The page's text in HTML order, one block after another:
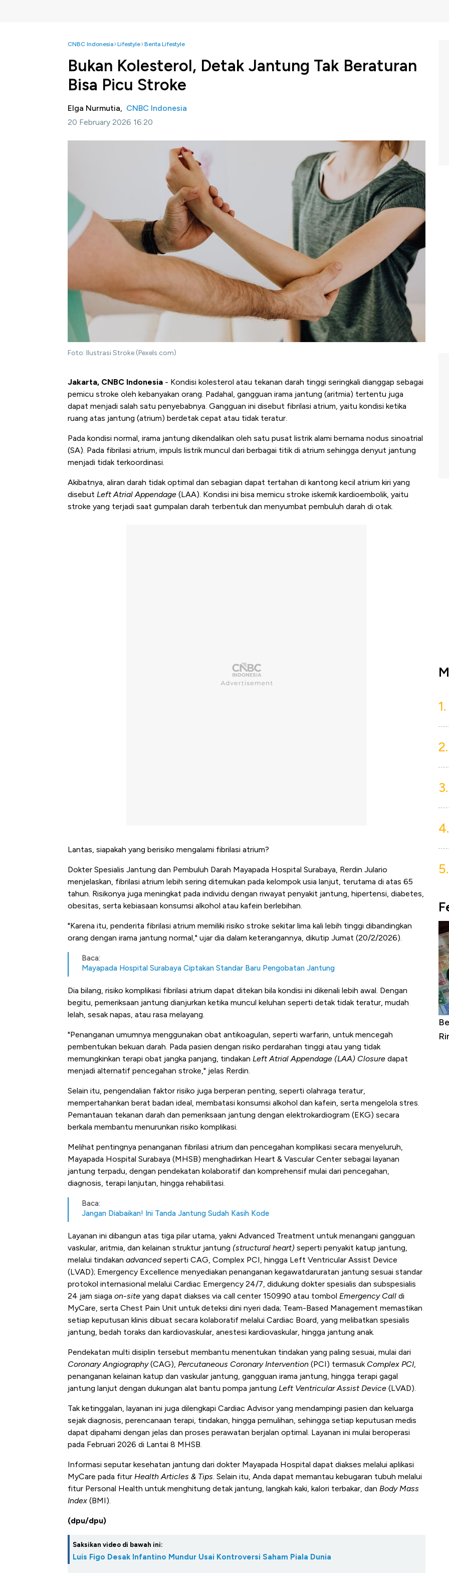
CNBC Indonesia Lifestyle Berita Lifestyle
Bukan Kolesterol, Detak Jantung Tak Beraturan
Bisa Picu Stroke
Elga Nurmutia, CNBC Indonesia
20 February 2026 16:20
Foto: Ilustrasi Stroke (Pexels.com)
Jakarta, CNBC Indonesia - Kondisi kolesterol atau tekanan darah tinggi seringkali dianggap sebagai
pemicu stroke oleh kebanyakan orang. Padahal, gangguan irama jantung (aritmia) tertentu juga
dapat menjadi salah satu penyebabnya. Gangguan ini disebut fibrilasi atrium, yaitu kondisi ketika
ruang atas jantung (atrium) berdetak cepat atau tidak teratur.
Pada kondisi normal, irama jantung dikendalikan oleh satu pusat listrik alami bernama nodus sinoatrial
(SA). Pada fibrilasi atrium, impuls listrik muncul dari berbagai titik di atrium sehingga denyut jantung
menjadi tidak terkoordinasi.
Akibatnya, aliran darah tidak optimal dan sebagian dapat tertahan di kantong kecil atrium kiri yang
disebut Left Atrial Appendage (LAA). Kondisi ini bisa memicu stroke iskemik kardioembolik, yaitu
stroke yang terjadi saat gumpalan darah terbentuk dan menyumbat pembuluh darah di otak.
Lantas, siapakah yang berisiko mengalami fibrilasi atrium?
Dokter Spesialis Jantung dan Pembuluh Darah Mayapada Hospital Surabaya, Rerdin Julario
menjelaskan, fibrilasi atrium lebih sering ditemukan pada kelompok usia lanjut, terutama di atas 65
tahun. Risikonya juga meningkat pada individu dengan riwayat penyakit jantung, hipertensi, diabetes,
obesitas, serta kebiasaan konsumsi alkohol atau kafein berlebihan.
"Karena itu, penderita fibrilasi atrium memiliki risiko stroke sekitar lima kali lebih tinggi dibandingkan
orang dengan irama jantung normal," ujar dia dalam keterangannya, dikutip Jumat (20/2/2026).
Baca:
Mayapada Hospital Surabaya Ciptakan Standar Baru Pengobatan Jantung
Dia bilang, risiko komplikasi fibrilasi atrium dapat ditekan bila kondisi ini dikenali lebih awal. Dengan
begitu, pemeriksaan jantung dianjurkan ketika muncul keluhan seperti detak tidak teratur, mudah
lelah, sesak napas, atau rasa melayang.
"Penanganan umumnya menggunakan obat antikoagulan, seperti warfarin, untuk mencegah
pembentukan bekuan darah. Pada pasien dengan risiko perdarahan tinggi atau yang tidak
memungkinkan terapi obat jangka panjang, tindakan Left Atrial Appendage (LAA) Closure dapat
menjadi alternatif pencegahan stroke," jelas Rerdin.
Selain itu, pengendalian faktor risiko juga berperan penting, seperti olahraga teratur,
mempertahankan berat badan ideal, membatasi konsumsi alkohol dan kafein, serta mengelola stres.
Pemantauan tekanan darah dan pemeriksaan jantung dengan elektrokardiogram (EKG) secara
berkala membantu menurunkan risiko komplikasi.
Melihat pentingnya penanganan fibrilasi atrium dan pencegahan komplikasi secara menyeluruh,
Mayapada Hospital Surabaya (MHSB) menghadirkan Heart & Vascular Center sebagai layanan
jantung terpadu, dengan pendekatan kolaboratif dan komprehensif mulai dari pencegahan,
diagnosis, terapi lanjutan, hingga rehabilitasi.
Baca:
Jangan Diabaikan! Ini Tanda Jantung Sudah Kasih Kode
Layanan ini dibangun atas tiga pilar utama, yakni Advanced Treatment untuk menangani gangguan
vaskular, aritmia, dan kelainan struktur jantung (structural heart) seperti penyakit katup jantung,
melalui tindakan advancedseperti CAG, Complex PCI, hingga Left Ventricular Assist Device
(LVAD); Emergency Excellence menyediakan penanganan kegawatdaruratan jantung sesuai standar
protokol internasional melalui Cardiac Emergency 24/7, didukung dokter spesialis dan subspesialis
24 jam siaga on-site yang dapat diakses via call center 150990 atau tombol Emergency Call di
MyCare, serta Chest Pain Unit untuk deteksi dini nyeri dada; Team-Based Management memastikan
setiap keputusan klinis dibuat secara kolaboratif melalui Cardiac Board, yang melibatkan spesialis
jantung, bedah toraks dan kardiovaskular, anestesi kardiovaskular, hingga jantung anak.
Pendekatan multi disiplin tersebut membantu menentukan tindakan yang paling sesuai, mulai dari
Coronary Angiography(CAG), Percutaneous Coronary Intervention (PCI) termasuk Complex PCI,
penanganan kelainan katup dan vaskular jantung, gangguan irama jantung, hingga terapi gagal
jantung lanjut dengan dukungan alat bantu pompa jantung Left Ventricular Assist Device (LVAD).
Tak ketinggalan, layanan ini juga dilengkapi Cardiac Advisor yang mendampingi pasien dan keluarga
sejak diagnosis, perencanaan terapi, tindakan, hingga pemulihan, sehingga setiap keputusan medis
dapat dipahami dengan jelas dan proses perawatan berjalan optimal. Layanan ini mulai beroperasi
pada Februari 2026 di Lantai 8 MHSB.
Informasi seputar kesehatan jantung dari dokter Mayapada Hospital dapat diakses melalui aplikasi
MyCare pada fitur Health Articles & Tips. Selain itu, Anda dapat memantau kebugaran tubuh melalui
fitur Personal Health untuk menghitung detak jantung, langkah kaki, kalori terbakar, dan Body Mass
Index (BMI).
(dpu/dpu)
Saksikan video di bawah ini:
Luis Figo Desak Infantino Mundur Usai Kontroversi Saham Piala Dunia
1.
2.
3.
4.
5.
Masuk, Jangan Ditopang Ritel Terus